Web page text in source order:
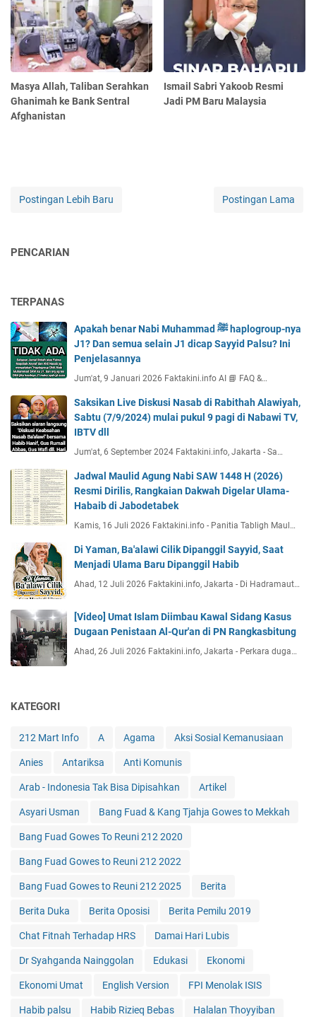
Masya Allah, Taliban Serahkan
Ghanimah ke Bank Sentral
Afghanistan
Ismail Sabri Yakoob Resmi
Jadi PM Baru Malaysia
Postingan Lebih Baru Postingan Lama
PENCARIAN
TERPANAS
Apakah benar Nabi Muhammad ﷺ haplogroup-nya
J1? Dan semua selain J1 dicap Sayyid Palsu? Ini
Penjelasannya
Jum'at, 9 Januari 2026 Faktakini.info AI 📘 FAQ &…
Saksikan Live Diskusi Nasab di Rabithah Alawiyah,
Sabtu (7/9/2024) mulai pukul 9 pagi di Nabawi TV,
IBTV dll
Jum'at, 6 September 2024 Faktakini.info, Jakarta - Sa…
Jadwal Maulid Agung Nabi SAW 1448 H (2026)
Resmi Dirilis, Rangkaian Dakwah Digelar Ulama-
Habaib di Jabodetabek
Kamis, 16 Juli 2026 Faktakini.info - Panitia Tabligh Maul…
Di Yaman, Ba'alawi Cilik Dipanggil Sayyid, Saat
Menjadi Ulama Baru Dipanggil Habib
Ahad, 12 Juli 2026 Faktakini.info, Jakarta - Di Hadramaut…
[Video] Umat Islam Diimbau Kawal Sidang Kasus
Dugaan Penistaan Al-Qur'an di PN Rangkasbitung
Ahad, 26 Juli 2026 Faktakini.info, Jakarta - Perkara duga…
KATEGORI
212 Mart Info A Agama Aksi Sosial Kemanusiaan
Anies Antariksa Anti Komunis
Arab - Indonesia Tak Bisa Dipisahkan Artikel
Asyari Usman Bang Fuad & Kang Tjahja Gowes to Mekkah
Bang Fuad Gowes To Reuni 212 2020
Bang Fuad Gowes to Reuni 212 2022
Bang Fuad Gowes to Reuni 212 2025 Berita
Berita Duka Berita Oposisi Berita Pemilu 2019
Chat Fitnah Terhadap HRS Damai Hari Lubis
Dr Syahganda Nainggolan Edukasi Ekonomi
Ekonomi Umat English Version FPI Menolak ISIS
Habib palsu Habib Rizieq Bebas Halalan Thoyyiban